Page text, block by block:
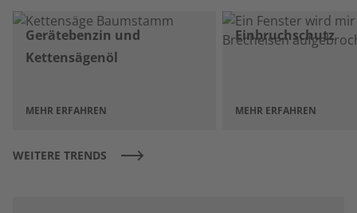
Gerätebenzin und
Kettensägenöl
MEHR ERFAHREN
Einbruchschutz
MEHR ERFAHREN
WEITERE TRENDS